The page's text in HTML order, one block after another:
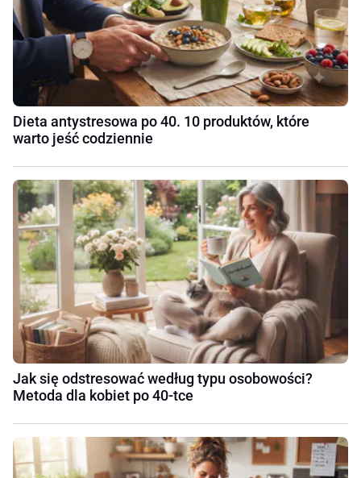
Dieta antystresowa po 40. 10 produktów, które
warto jeść codziennie
Jak się odstresować według typu osobowości?
Metoda dla kobiet po 40-tce